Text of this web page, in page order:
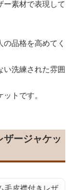
ー素材で表現して
品格を高めてく
い洗練された雰囲
トです。
ージャケッ